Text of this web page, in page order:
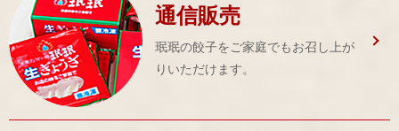
通信販売
珉珉の餃子をご家庭でもお召し上が
りいただけます。